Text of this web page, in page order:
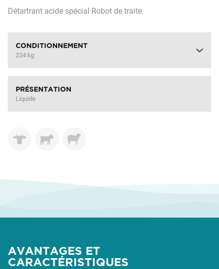
Détartrant acide spécial Robot de traite.
CONDITIONNEMENT
224 kg
PRÉSENTATION
Liquide
AVANTAGES ET
CARACTÉRISTIQUES